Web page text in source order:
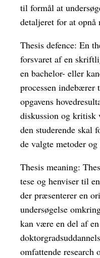
til formål at
detaljeret for at
Thesis defence: En
forsvaret af en
en bachelor- eller
processen
opgavens
diskussion og kritisk
den studerende skal
de valgte metoder
Thesis meaning:
tese og henviser til
der præsenterer en
undersøgelse
kan være en del af
omfattende research